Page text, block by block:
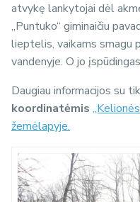
atvykę lankytojai dėl
„Puntuko“ giminaičiu
lieptelis, vaikams smagu
vandenyje. O jo
Daugiau informacijos su
koordinatėmis
žemėlapyje.